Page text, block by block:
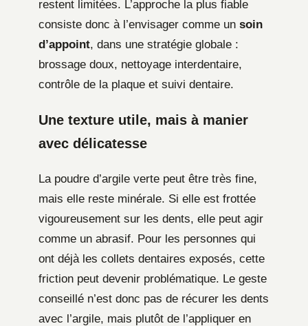
restent limitées. L’approche la plus fiable
consiste donc à l’envisager comme un soin
d’appoint, dans une stratégie globale :
brossage doux, nettoyage interdentaire,
contrôle de la plaque et suivi dentaire.
Une texture utile, mais à manier
avec délicatesse
La poudre d’argile verte peut être très fine,
mais elle reste minérale. Si elle est frottée
vigoureusement sur les dents, elle peut agir
comme un abrasif. Pour les personnes qui
ont déjà les collets dentaires exposés, cette
friction peut devenir problématique. Le geste
conseillé n’est donc pas de récurer les dents
avec l’argile, mais plutôt de l’appliquer en